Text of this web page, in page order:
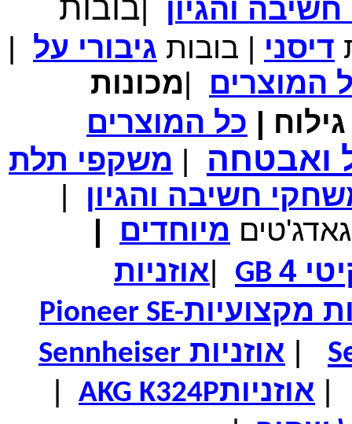
₪700.00 מחיר שוק
משלוח חינם
במבצע תיק לנשיאת מחשב נייד 10.1 אינץ' בצבע ורוד בעל
עיטור פרחוני
₪150.00 מחיר שוק
₪99.00 המחיר שלך
המחיר כולל משלוח :
נרתיק עור יוקרתי עבור אייפוד וידאו 60GB\80GB \שחור
₪110.00 מחיר שוק
והגיון
|בובות
דיסני | בובות גיבורי על
|
המוצרים |מכונות
| כל המוצרים
ואבטחה | משקפי תלת
חשיבה והגיון
|
גאדג'טים מיוחדים |
4
GB
|אוזניות
מקצועיותPioneer SE-
| אוזניות Sennheiser
| אוזניותAKG K324P
|